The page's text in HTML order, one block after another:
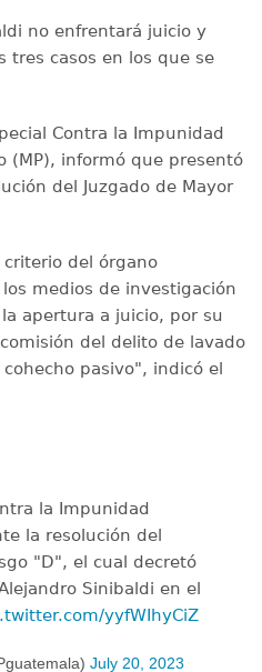
no enfrentará juicio y
tres casos en los que se
Contra la Impunidad
(MP), informó que presentó
del Juzgado de Mayor
criterio del órgano
medios de investigación
apertura a juicio, por su
del delito de lavado
pasivo", indicó el
la Impunidad
la resolución del
"D", el cual decretó
Sinibaldi en el
yyfWIhyCiZ
July 20, 2023